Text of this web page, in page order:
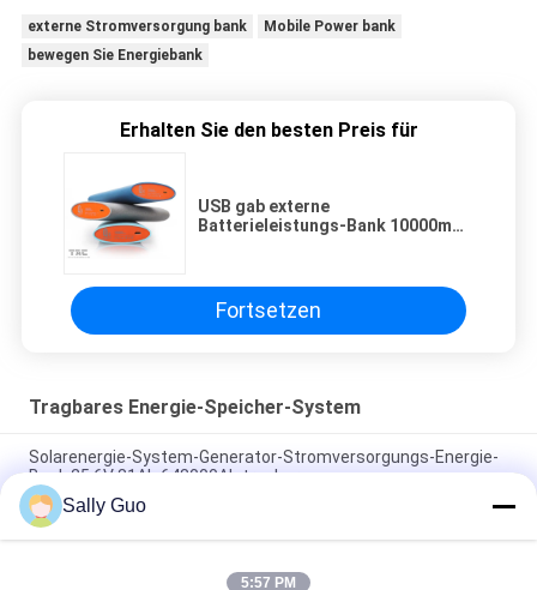
externe Stromversorgung bank
Mobile Power bank
bewegen Sie Energiebank
Erhalten Sie den besten Preis für
USB gab externe
Batterieleistungs-Bank 10000mAh
Fortsetzen
Tragbares Energie-Speicher-System
Solarenergie-System-Generator-Stromversorgungs-Energie-
Bank 25.6V 81Ah 648000Ah tragbare
Tragbare Lithium-Batterie des Energie-Speicher-System-
2000W 3.7V im Freien
Sally Guo
5:57 PM